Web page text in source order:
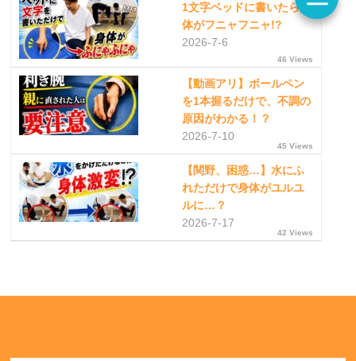
1文字ベッドに書いたら身
体がフニャフニャ!?
2026-7-6
46 Views
【動画アリ】ボールペン
を1本握るだけで、不調の
原因がわかる！？
2026-7-10
45 Views
【関野、困惑…】水にふ
れただけで身体がユルユ
ルに…？
2026-7-17
42 Views